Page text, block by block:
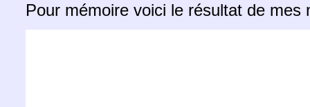
Pour mémoire voici le résultat de mes